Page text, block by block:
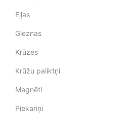
Eļļas
Gleznas
Krūzes
Krūžu paliktņi
Magnēti
Piekariņi